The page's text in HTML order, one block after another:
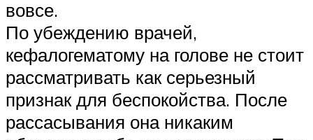
вовсе.
По убеждению врачей,
кефалогематому на голове не стоит
рассматривать как серьезный
признак для беспокойства. После
рассасывания она никаким